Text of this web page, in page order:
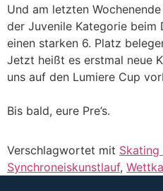
Und am letzten
der Juvenile Kategorie beim
einen starken 6. Platz
Jetzt heißt es erstmal neue
uns auf den Lumiere Cup
Bis bald, eure Pre’s.
Verschlagwortet mit Skating
Synchroneiskunstlauf,